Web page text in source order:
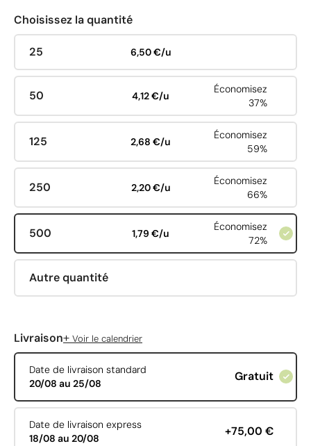
Choisissez la quantité
25 6,50 €/u
50 4,12 €/u
Économisez
37%
125 2,68 €/u
Économisez
59%
250 2,20 €/u
Économisez
66%
500 1,79 €/u
Économisez
72%
Autre quantité
Livraison+ Voir le calendrier
Date de livraison standard
20/08 au 25/08
Gratuit
Date de livraison express
18/08 au 20/08
+75,00 €